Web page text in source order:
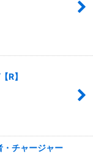
R】
チャージャー